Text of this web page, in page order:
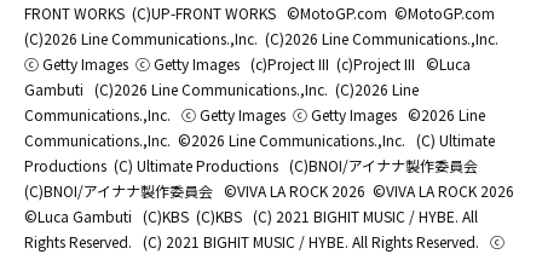
FRONT WORKS (C)UP-FRONT WORKS ©MotoGP.com ©MotoGP.com
(C)2026 Line Communications.,Inc. (C)2026 Line Communications.,Inc.
ⓒ Getty Images ⓒ Getty Images (c)Project III (c)Project III ©Luca
Gambuti (C)2026 Line Communications.,Inc. (C)2026 Line
Communications.,Inc. ⓒ Getty Images ⓒ Getty Images ©2026 Line
Communications.,Inc. ©2026 Line Communications.,Inc. (C) Ultimate
Productions (C) Ultimate Productions (C)BNOI/アイナナ製作委員会
(C)BNOI/アイナナ製作委員会 ©️VIVA LA ROCK 2026 ©️VIVA LA ROCK 2026
©Luca Gambuti (C)KBS (C)KBS (C) 2021 BIGHIT MUSIC / HYBE. All
Rights Reserved. (C) 2021 BIGHIT MUSIC / HYBE. All Rights Reserved. ⓒ